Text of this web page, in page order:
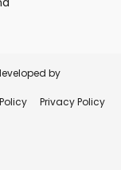
by
Privacy Policy